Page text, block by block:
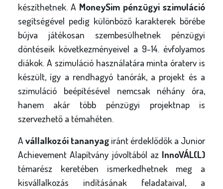
készíthetnek. A MoneySim pénzügyi szimuláció
segítségével pedig különböző karakterek bőrébe
bújva játékosan szembesülhetnek pénzügyi
döntéseik következményeivel a 9-14. évfolyamos
diákok. A szimuláció használatára minta óraterv is
készült, így a rendhagyó tanórák, a projekt és a
szimuláció beépítésével nemcsak néhány óra,
hanem akár több pénzügyi projektnap is
szervezhető a témahéten.
A vállalkozói tananyagiránt érdeklődők a Junior
Achievement Alapítvány jóvoltából azInnoVÁL(L)
témarész keretében ismerkedhetnek meg a
kisvállalkozás indításának feladataival, a